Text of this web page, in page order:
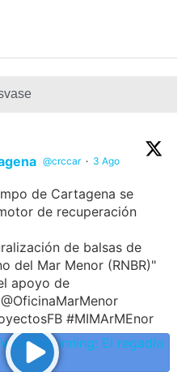
@crccar · 3 Ago
de Cartagena se
de recuperación
de balsas de
del Mar Menor (RNBR)"
apoyo de
#MIMArMEnor